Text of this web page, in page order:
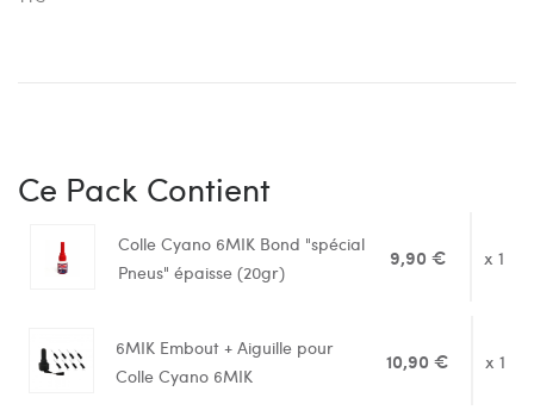
Ce Pack Contient
Colle Cyano 6MIK Bond "spécial
Pneus" épaisse (20gr)
9,90 € x 1
6MIK Embout + Aiguille pour
Colle Cyano 6MIK
10,90 € x 1